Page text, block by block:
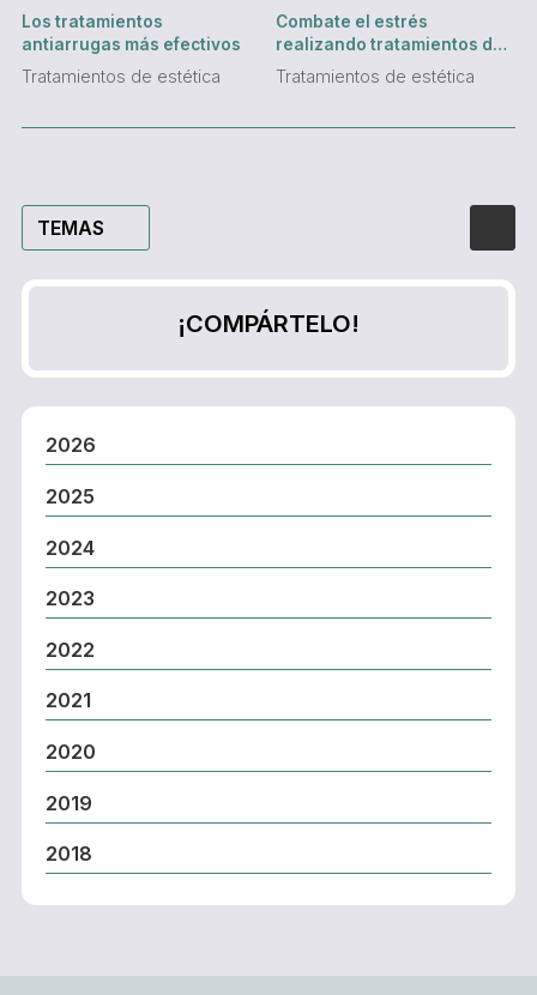
TEMAS
Los tratamientos
antiarrugas más efectivos
Tratamientos de estética
Combate el estrés
realizando tratamientos de
belleza
Tratamientos de estética
¡COMPÁRTELO!
2026
2025
2024
2023
2022
2021
2020
2019
2018